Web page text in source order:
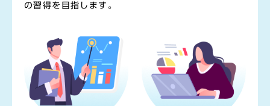
の習得を目指します。